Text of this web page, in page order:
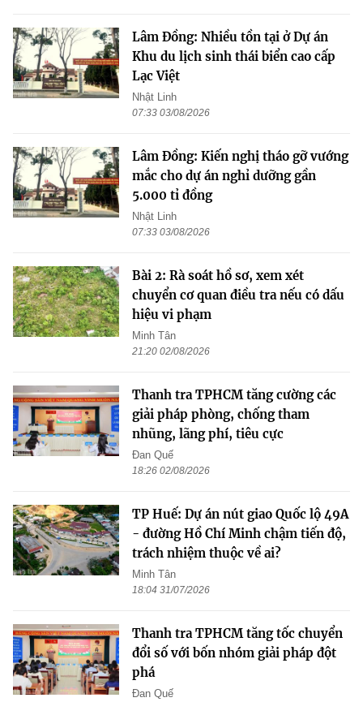
Lâm Đồng: Nhiều tồn tại ở Dự án
Khu du lịch sinh thái biển cao cấp
Lạc Việt
Nhật Linh
07:33 03/08/2026
Lâm Đồng: Kiến nghị tháo gỡ vướng
mắc cho dự án nghỉ dưỡng gần
5.000 tỉ đồng
Nhật Linh
07:33 03/08/2026
Bài 2: Rà soát hồ sơ, xem xét
chuyển cơ quan điều tra nếu có dấu
hiệu vi phạm
Minh Tân
21:20 02/08/2026
Thanh tra TPHCM tăng cường các
giải pháp phòng, chống tham
nhũng, lãng phí, tiêu cực
Đan Quế
18:26 02/08/2026
TP Huế: Dự án nút giao Quốc lộ 49A
- đường Hồ Chí Minh chậm tiến độ,
trách nhiệm thuộc về ai?
Minh Tân
18:04 31/07/2026
Thanh tra TPHCM tăng tốc chuyển
đổi số với bốn nhóm giải pháp đột
phá
Đan Quế